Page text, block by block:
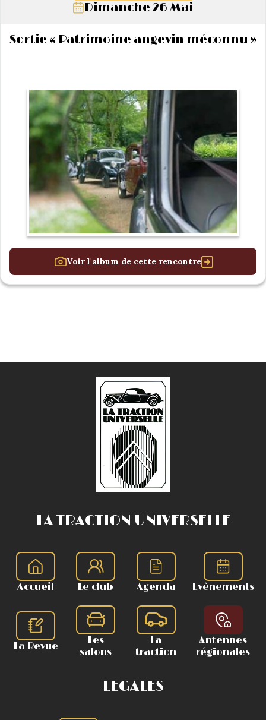
Dimanche 26 Mai
Sortie « Patrimoine angevin méconnu »
Voir l'album de cette rencontre
LA TRACTION UNIVERSELLE
Accueil Le club Agenda Evènements
La Revue
Les
salons
La
traction
Antennes
régionales
LEGALES